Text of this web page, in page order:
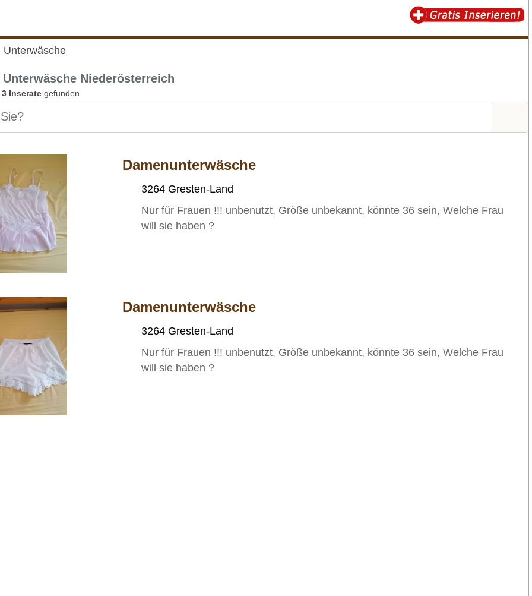
Unterwäsche
Unterwäsche Niederösterreich
3 Inserate gefunden
Damenunterwäsche
3264 Gresten-Land
Nur für Frauen !!! unbenutzt, Größe unbekannt, könnte 36 sein, Welche Frau
will sie haben ?
Damenunterwäsche
3264 Gresten-Land
Nur für Frauen !!! unbenutzt, Größe unbekannt, könnte 36 sein, Welche Frau
will sie haben ?